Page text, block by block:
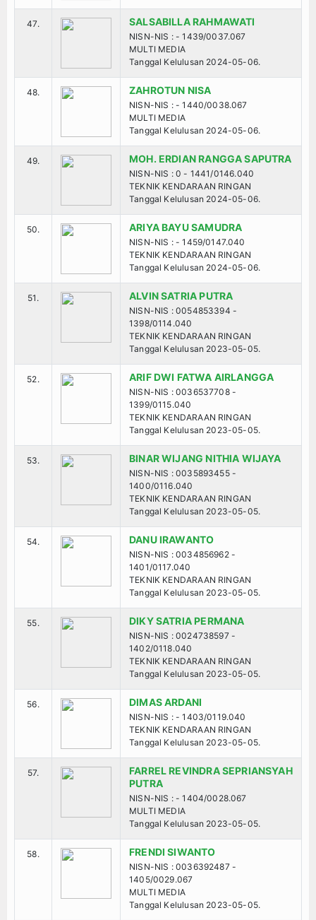
47. SALSABILLA RAHMAWATI
NISN-NIS : - 1439/0037.067
MULTI MEDIA
Tanggal Kelulusan 2024-05-06.
48. ZAHROTUN NISA
NISN-NIS : - 1440/0038.067
MULTI MEDIA
Tanggal Kelulusan 2024-05-06.
49. MOH. ERDIAN RANGGA SAPUTRA
NISN-NIS : 0 - 1441/0146.040
TEKNIK KENDARAAN RINGAN
Tanggal Kelulusan 2024-05-06.
50. ARIYA BAYU SAMUDRA
NISN-NIS : - 1459/0147.040
TEKNIK KENDARAAN RINGAN
Tanggal Kelulusan 2024-05-06.
51. ALVIN SATRIA PUTRA
NISN-NIS : 0054853394 -
1398/0114.040
TEKNIK KENDARAAN RINGAN
Tanggal Kelulusan 2023-05-05.
52. ARIF DWI FATWA AIRLANGGA
NISN-NIS : 0036537708 -
1399/0115.040
TEKNIK KENDARAAN RINGAN
Tanggal Kelulusan 2023-05-05.
53. BINAR WIJANG NITHIA WIJAYA
NISN-NIS : 0035893455 -
1400/0116.040
TEKNIK KENDARAAN RINGAN
Tanggal Kelulusan 2023-05-05.
54. DANU IRAWANTO
NISN-NIS : 0034856962 -
1401/0117.040
TEKNIK KENDARAAN RINGAN
Tanggal Kelulusan 2023-05-05.
55. DIKY SATRIA PERMANA
NISN-NIS : 0024738597 -
1402/0118.040
TEKNIK KENDARAAN RINGAN
Tanggal Kelulusan 2023-05-05.
56. DIMAS ARDANI
NISN-NIS : - 1403/0119.040
TEKNIK KENDARAAN RINGAN
Tanggal Kelulusan 2023-05-05.
57.
FARREL REVINDRA SEPRIANSYAH
PUTRA
NISN-NIS : - 1404/0028.067
MULTI MEDIA
Tanggal Kelulusan 2023-05-05.
58. FRENDI SIWANTO
NISN-NIS : 0036392487 -
1405/0029.067
MULTI MEDIA
Tanggal Kelulusan 2023-05-05.